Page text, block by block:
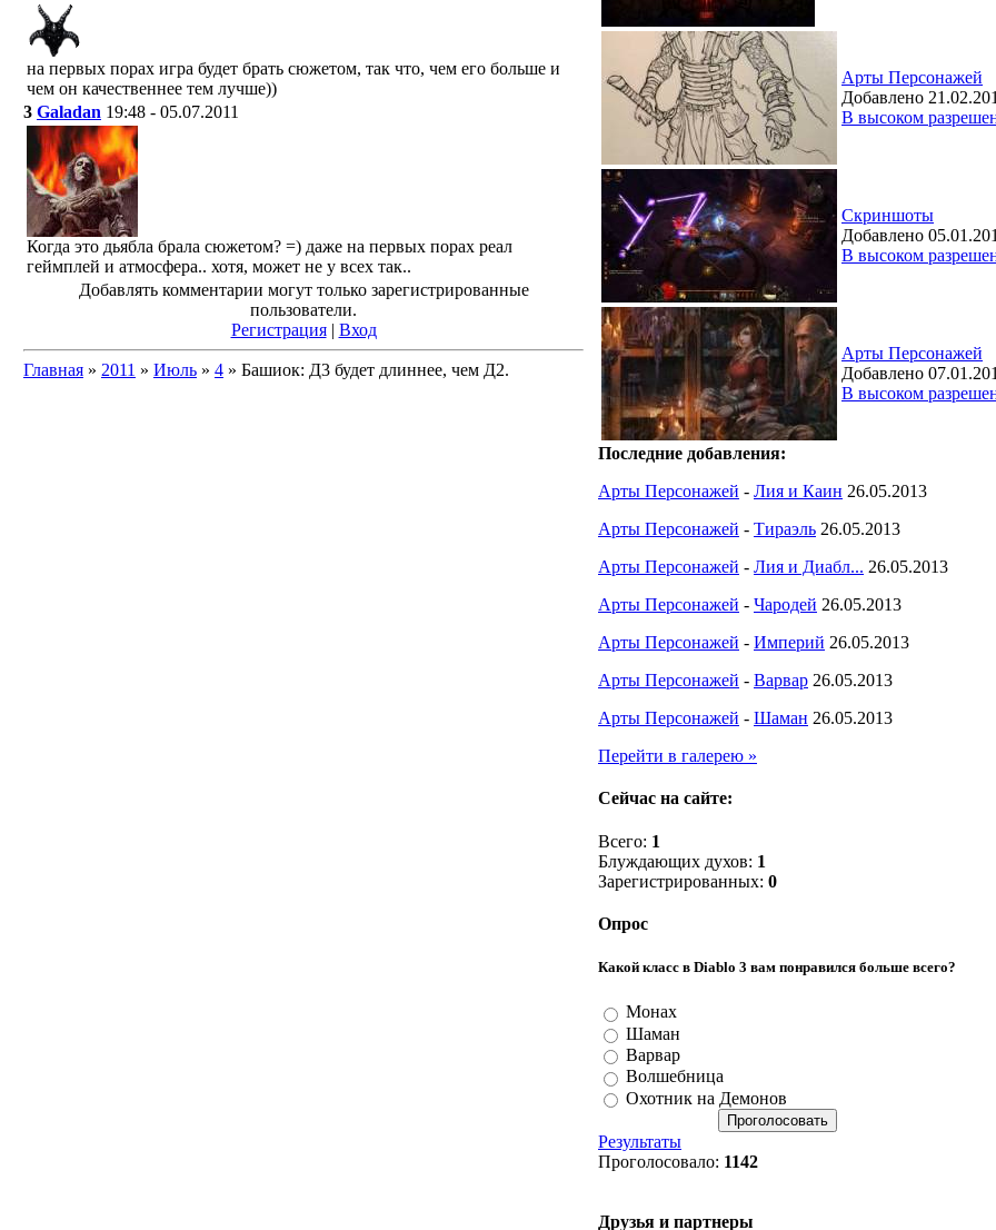
на первых порах игра будет брать сюжетом, так что, чем его больше и
чем он качественнее тем лучше))
3 Galadan 19:48 - 05.07.2011
Когда это дьябла брала сюжетом? =) даже на первых порах реал
геймплей и атмосфера.. хотя, может не у всех так..
Добавлять комментарии могут только зарегистрированные
пользователи.
Регистрация| Вход
Главная » 2011 » Июль » 4 » Башиок: Д3 будет длиннее, чем Д2.
Арты Персонажей
Добавлено
В высоком
Скриншоты
Добавлено
В высоком
Арты Персонажей
Добавлено
В высоком
Последние добавления:
Арты Персонажей - Лия и Каин 26.05.2013
Арты Персонажей - Тираэль 26.05.2013
Арты Персонажей - Лия и Диабл... 26.05.2013
Арты Персонажей - Чародей 26.05.2013
Арты Персонажей - Империй 26.05.2013
Арты Персонажей - Варвар 26.05.2013
Арты Персонажей - Шаман 26.05.2013
Перейти в галерею »
Сейчас на сайте:
Всего: 1
Блуждающих духов: 1
Зарегистрированных: 0
Опрос
Какой класс в Diablo 3 вам понравился больше всего?
Монах
Шаман
Варвар
Волшебница
Охотник на Демонов
Результаты
Проголосовало: 1142
Друзья и партнеры